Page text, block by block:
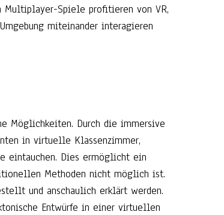
Multiplayer-Spiele profitieren von VR,
miteinander interagieren
Möglichkeiten. Durch die immersive
in virtuelle Klassenzimmer,
eintauchen. Dies ermöglicht ein
Methoden nicht möglich ist.
und anschaulich erklärt werden.
Entwürfe in einer virtuellen